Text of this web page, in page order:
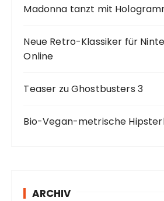
Madonna tanzt mit
Neue Retro-Klassiker für
Online
Teaser zu Ghostbusters 3
Bio-Vegan-metrische
ARCHIV